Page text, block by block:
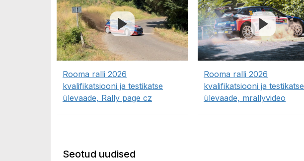
Rooma ralli 2026
kvalifikatsiooni ja testikatse
ülevaade, Rally page cz
Rooma ralli 2026
kvalifikatsiooni ja testikatse
ülevaade, mrallyvideo
Seotud uudised